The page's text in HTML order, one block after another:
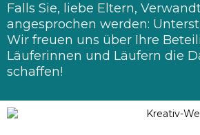
Falls Sie, liebe Eltern,
angesprochen werden:
Wir freuen uns über Ihre
Läuferinnen und Läufern die
schaffen!